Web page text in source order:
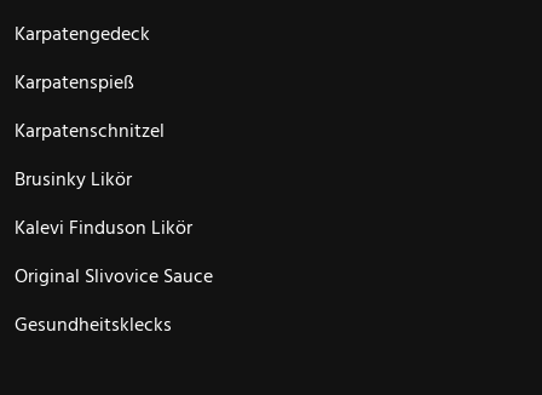
Karpatengedeck
Karpatenspieß
Karpatenschnitzel
Brusinky Likör
Kalevi Finduson Likör
Original Slivovice Sauce
Gesundheitsklecks